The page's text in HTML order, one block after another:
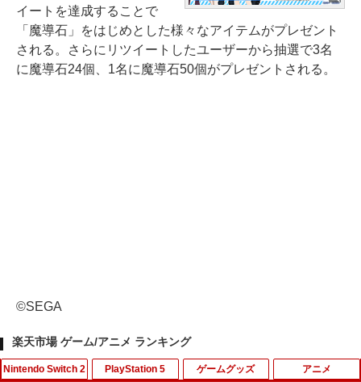
イートを達成することで
「魔導石」をはじめとした様々なアイテムがプレゼント
される。さらにリツイートしたユーザーから抽選で3名
に魔導石24個、1名に魔導石50個がプレゼントされる。
©SEGA
楽天市場 ゲーム/アニメ ランキング
Nintendo Switch 2 PlayStation 5 ゲームグッズ アニメ